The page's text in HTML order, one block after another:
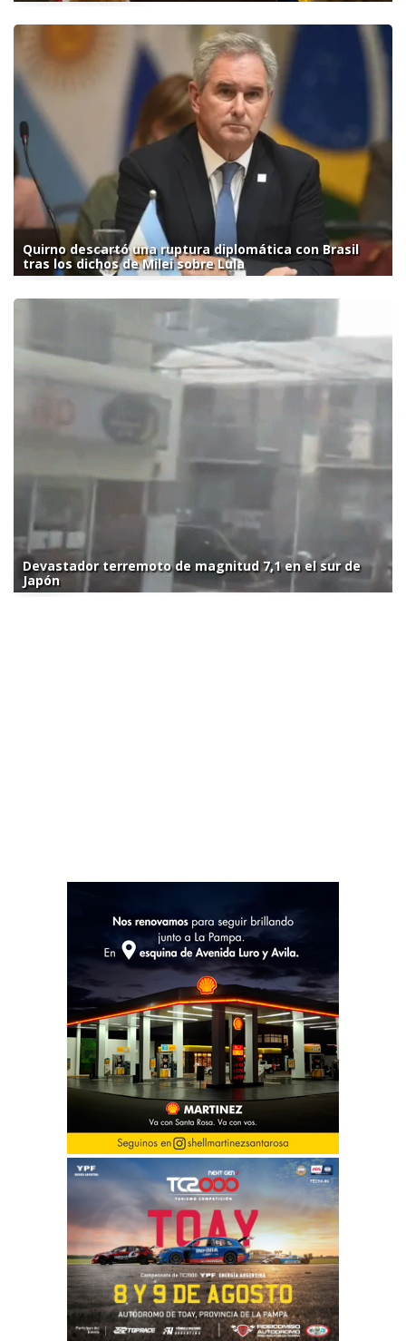
Quirno descartó una ruptura diplomática con Brasil
tras los dichos de Milei sobre Lula
Devastador terremoto de magnitud 7,1 en el sur de
Japón